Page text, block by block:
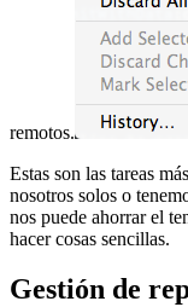
remotos.
Estas son las tareas
nosotros solos o
nos puede ahorrar el
hacer cosas sencillas.
Gestión de